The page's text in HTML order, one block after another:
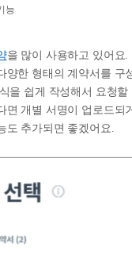
능
을 많이 사용하고 있어요
양한 형태의 계약서를 구
을 쉽게 작성해서 요청
면 개별 서명이 업로드되
도 추가되면 좋겠어요.